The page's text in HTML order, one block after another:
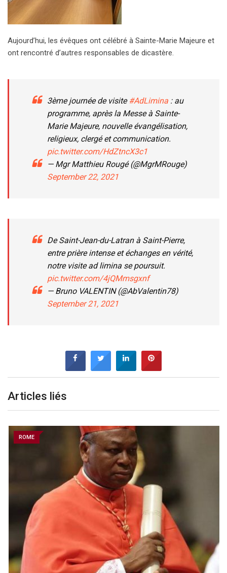
Aujourd’hui, les évêques ont célébré à Sainte-Marie Majeure et
ont rencontré d’autres responsables de dicastère.
3ème journée de visite#AdLimina : au
programme, après la Messe à Sainte-
Marie Majeure, nouvelle évangélisation,
religieux, clergé et communication.
pic.twitter.com/HdZtncX3c1
— Mgr Matthieu Rougé (@MgrMRouge)
September 22, 2021
De Saint-Jean-du-Latran à Saint-Pierre,
entre prière intense et échanges en vérité,
notre visite ad limina se poursuit.
pic.twitter.com/4jQMmsgxnf
— Bruno VALENTIN (@AbValentin78)
September 21, 2021
Articles liés
ROME